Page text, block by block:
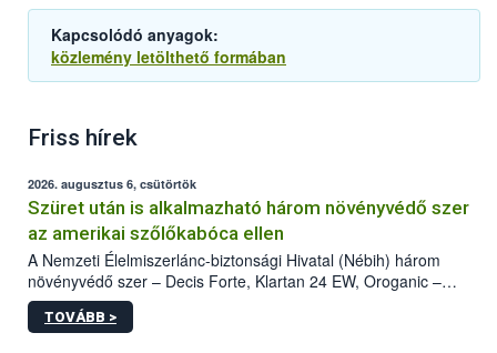
Kapcsolódó anyagok:
közlemény letölthető formában
Friss hírek
2026. augusztus 6, csütörtök
Szüret után is alkalmazható három növényvédő szer
az amerikai szőlőkabóca ellen
A Nemzeti Élelmiszerlánc-biztonsági Hivatal (Nébih) három
növényvédő szer – Decis Forte, Klartan 24 EW, Oroganic –
engedélyokiratát módosította, így azok a szüretet követően,
egészen a vesszőérettség (BBCH 91) stádiumáig
TOVÁBB >